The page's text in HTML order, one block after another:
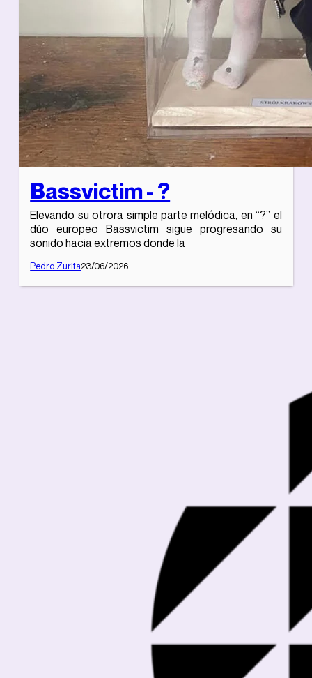
Bassvictim - ?
Elevando su otrora simple parte melódica, en “?” el
dúo europeo Bassvictim sigue progresando su
sonido hacia extremos donde la
Pedro Zurita23/06/2026